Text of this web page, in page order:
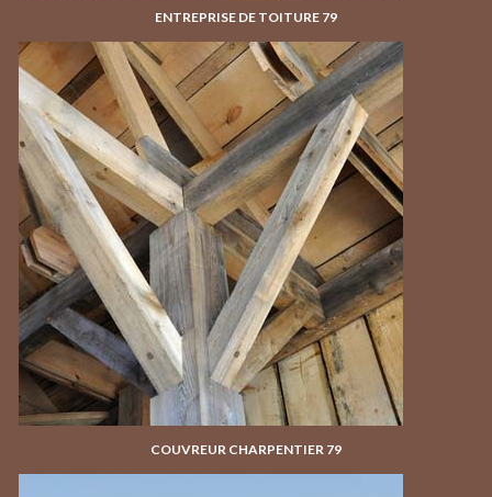
ENTREPRISE DE TOITURE 79
COUVREUR CHARPENTIER 79